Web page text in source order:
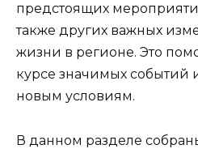
предстоящих
также других важных
жизни в регионе. Это
курсе значимых событий
новым условиям.
В данном разделе